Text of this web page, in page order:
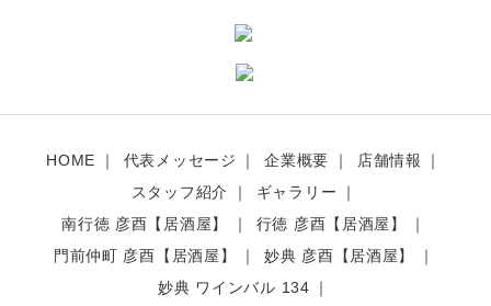
HOME 代表メッセージ 企業概要
店舗情報
スタッフ紹介
ギャラリー
南行徳 彦酉【居酒屋】
行徳 彦酉【居酒屋】
門前仲町 彦酉【居酒屋】
妙典 彦酉【居酒屋】
妙典 ワインバル 134